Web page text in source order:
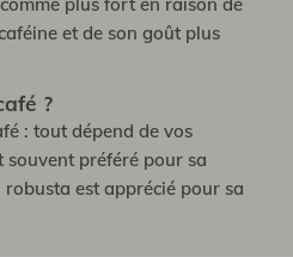
et de son goût plus
?
: tout dépend de vos
souvent préféré pour sa
est apprécié pour sa